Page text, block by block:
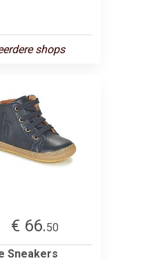
shops
€ 66.50
Sneakers